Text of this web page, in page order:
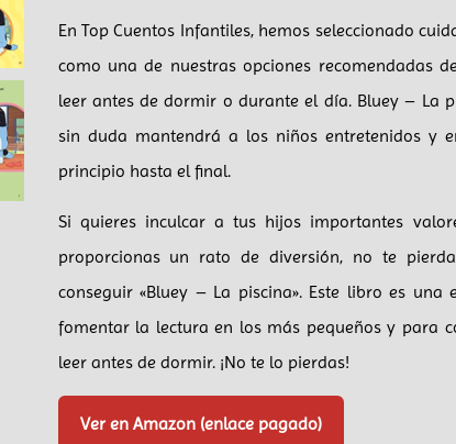
En Top Cuentos Infantiles, hemos seleccionado
como una de nuestras opciones recomendadas
leer antes de dormir o durante el día. Bluey – La
sin duda mantendrá a los niños entretenidos y
principio hasta el final.
Si quieres inculcar a tus hijos importantes
proporcionas un rato de diversión, no te
conseguir «Bluey – La piscina». Este libro es una
fomentar la lectura en los más pequeños y para
leer antes de dormir. ¡No te lo pierdas!
Ver en Amazon (enlace pagado)